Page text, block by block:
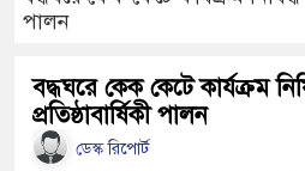
অভিযোগে পরিচালক শাকিল নূরানী
যুদ্ধে বাংলাদেশের ক্ষতি প্রায় ৪ বিলিয়ন
পালন
বদ্ধঘরে কেক কেটে কার্যক্রম
প্রতিষ্ঠাবার্ষিকী পালন
ডেস্ক রিপোর্ট